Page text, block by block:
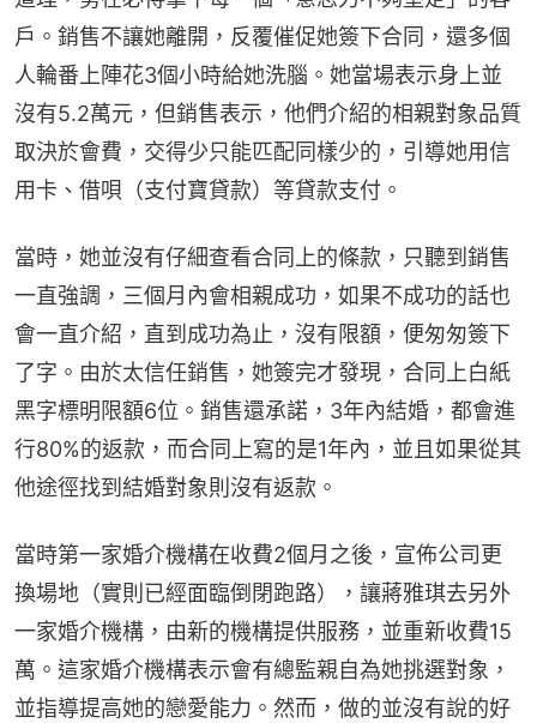
戶。銷售不讓她離開，反覆催促她簽下合同，還多個
人輪番上陣花3個小時給她洗腦。她當場表示身上並
沒有5.2萬元，但銷售表示，他們介紹的相親對象品質
取決於會費，交得少只能匹配同樣少的，引導她用信
用卡、借唄（支付寶貸款）等貸款支付。
當時，她並沒有仔細查看合同上的條款，只聽到銷售
一直強調，三個月內會相親成功，如果不成功的話也
會一直介紹，直到成功為止，沒有限額，便匆匆簽下
了字。由於太信任銷售，她簽完才發現，合同上白紙
黑字標明限額6位。銷售還承諾，3年內結婚，都會進
行80%的返款，而合同上寫的是1年內，並且如果從其
他途徑找到結婚對象則沒有返款。
當時第一家婚介機構在收費2個月之後，宣佈公司更
換場地（實則已經面臨倒閉跑路），讓蔣雅琪去另外
一家婚介機構，由新的機構提供服務，並重新收費15
萬。這家婚介機構表示會有總監親自為她挑選對象，
並指導提高她的戀愛能力。然而，做的並沒有說的好